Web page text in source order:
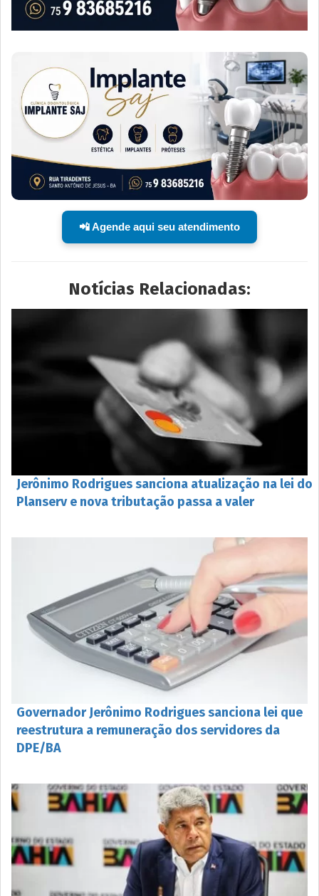
📲 Agende aqui seu atendimento
Notícias Relacionadas:
Jerônimo Rodrigues sanciona atualização na lei do
Planserv e nova tributação passa a valer
Governador Jerônimo Rodrigues sanciona lei que
reestrutura a remuneração dos servidores da
DPE/BA